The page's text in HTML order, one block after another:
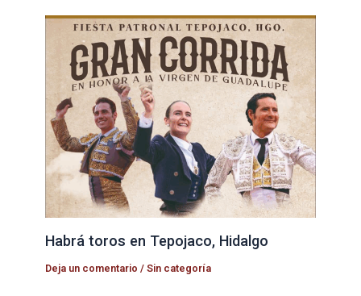
Habrá toros en Tepojaco, Hidalgo
Deja un comentario /Sin categoría